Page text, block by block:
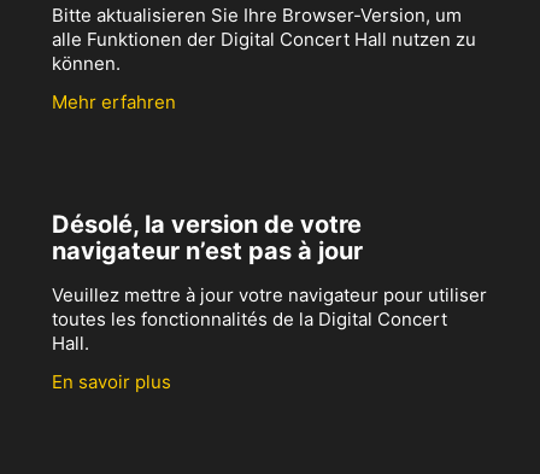
Bitte aktualisieren Sie Ihre Browser-Version, um
alle Funktionen der Digital Concert Hall nutzen zu
können.
Mehr erfahren
Désolé, la version de votre
navigateur n’est pas à jour
Veuillez mettre à jour votre navigateur pour utiliser
toutes les fonctionnalités de la Digital Concert
Hall.
En savoir plus